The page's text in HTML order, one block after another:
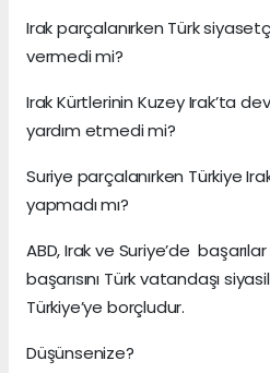
Irak parçalanırken Türk
vermedi mi?
Irak Kürtlerinin Kuzey Irak’ta
yardım etmedi mi?
Suriye parçalanırken Türkiye
yapmadı mı?
ABD, Irak ve Suriye’de
başarısını Türk vatandaşı
Türkiye’ye borçludur.
Düşünsenize?